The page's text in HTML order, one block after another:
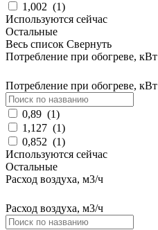
1,002 (1)
Используются сейчас
Остальные
Весь список Свернуть
Потребление при обогреве, кВт
Потребление при обогреве, кВт
0,89 (1)
1,127 (1)
0,852 (1)
Используются сейчас
Остальные
Расход воздуха, м3/ч
Расход воздуха, м3/ч